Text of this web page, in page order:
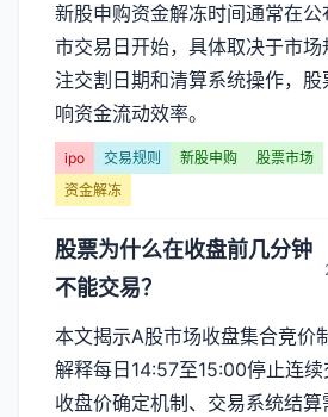
新股申购资金解冻时间通常在
市交易日开始，具体取决于市
注交割日期和清算系统操作，
响资金流动效率。
ipo 交易规则 新股申购
股票市场
资金解冻
股票为什么在收盘前几分钟
不能交易？
本文揭示A股市场收盘集合竞价
解释每日14:57至15:00停止连
收盘价确定机制、交易系统结